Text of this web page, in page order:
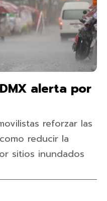
alerta por
reforzar las
reducir la
sitios inundados